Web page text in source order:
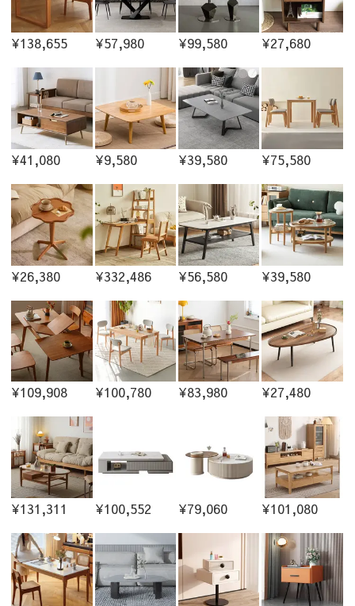
¥138,655 ¥57,980 ¥99,580 ¥27,680
¥41,080 ¥9,580 ¥39,580 ¥75,580
¥26,380 ¥332,486 ¥56,580 ¥39,580
¥109,908 ¥100,780 ¥83,980 ¥27,480
¥131,311 ¥100,552 ¥79,060 ¥101,080